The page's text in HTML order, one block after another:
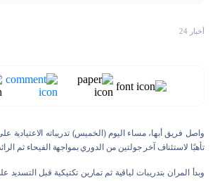
أخبار 24
واصل فريق أبها، مساء اليوم (الخميس) تدريباته الاعتيادية
تأهبًا لاستئناف آخر جولتين من الدوري بمواجهة الفيحاء ثم
وبدأ المران بتدريبات لياقية ثم تمارين تكتيكية قبل التسديد